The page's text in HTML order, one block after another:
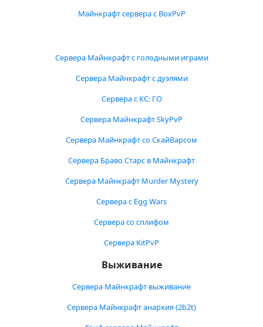
Майнкрафт сервера с BoxPvP
Сервера Майнкрафт с голодными играми
Сервера Майнкрафт с дуэлями
Сервера с КС: ГО
Сервера Майнкрафт SkyPvP
Сервера Майнкрафт со СкайВарсом
Сервера Браво Старс в Майнкрафт
Сервера Майнкрафт Murder Mystery
Сервера с Egg Wars
Сервера со сплифом
Сервера KitPvP
Выживание
Сервера Майнкрафт выживание
Сервера Майнкрафт анархия (2b2t)